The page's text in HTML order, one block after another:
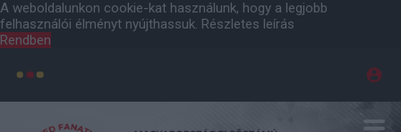
A weboldalunkon cookie-kat használunk, hogy a legjobb
felhasználói élményt nyújthassuk. Részletes leírás
Rendben